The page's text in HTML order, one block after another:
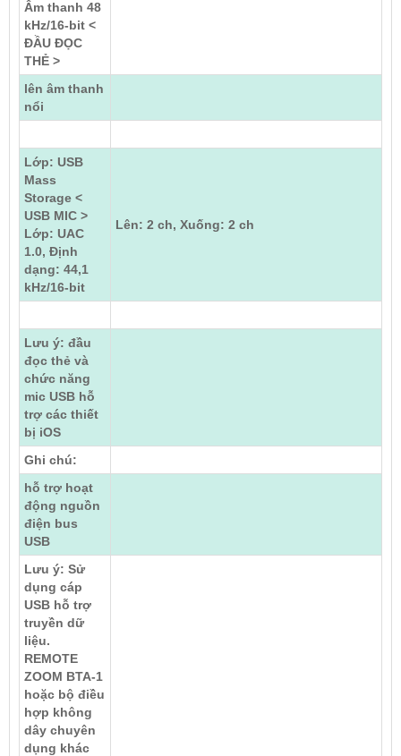
Âm thanh 48
kHz/16-bit <
ĐẦU ĐỌC
THẺ >
lên âm thanh
nổi
Lớp: USB
Mass
Storage <
USB MIC >
Lớp: UAC
1.0, Định
dạng: 44,1
kHz/16-bit
Lên: 2 ch, Xuống: 2 ch
Lưu ý: đầu
đọc thẻ và
chức năng
mic USB hỗ
trợ các thiết
bị iOS
Ghi chú:
hỗ trợ hoạt
động nguồn
điện bus
USB
Lưu ý: Sử
dụng cáp
USB hỗ trợ
truyền dữ
liệu.
REMOTE
ZOOM BTA-1
hoặc bộ điều
hợp không
dây chuyên
dụng khác